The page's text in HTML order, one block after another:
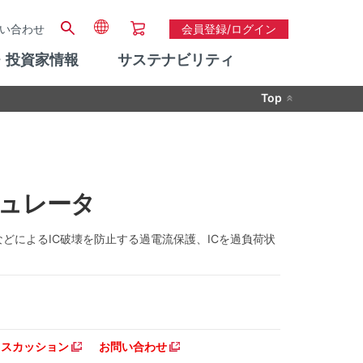
合わせ 会員登録/ログイン
投資家情報 サステナビリティ
Top
レータ
によるIC破壊を防止する過電流保護、ICを過負荷状
カッション お問い合わせ